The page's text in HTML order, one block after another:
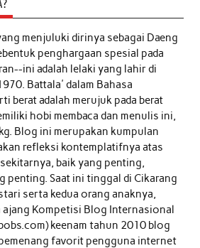
menjuluki dirinya sebagai Daeng
penghargaan spesial pada
ini adalah lelaki yang lahir di
Battala' dalam Bahasa
berat adalah merujuk pada berat
hobi membaca dan menulis ini,
Blog ini merupakan kumpulan
refleksi kontemplatifnya atas
baik yang penting,
penting. Saat ini tinggal di Cikarang
serta kedua orang anaknya,
ajang Kompetisi Blog Internasional
keenam tahun 2010 blog
favorit pengguna internet